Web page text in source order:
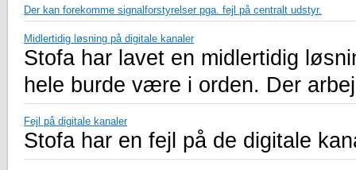
Der kan forekomme signalforstyrelser pga. fejl på centralt udstyr.
Midlertidig løsning på digitale kanaler
Stofa har lavet en midlertidig
hele burde være i orden. Der
Fejl på digitale kanaler
Stofa har en fejl på de digitale